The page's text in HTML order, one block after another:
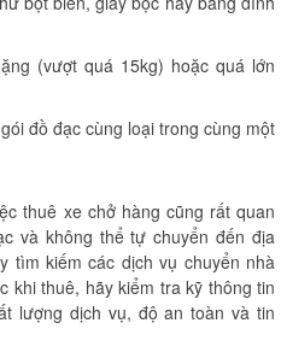
(vượt quá 15kg) hoặc quá lớn
đồ đạc cùng loại trong cùng một
thuê xe chở hàng cũng rất quan
và không thể tự chuyển đến địa
tìm kiếm các dịch vụ chuyển nhà
khi thuê, hãy kiểm tra kỹ thông tin
lượng dịch vụ, độ an toàn và tin